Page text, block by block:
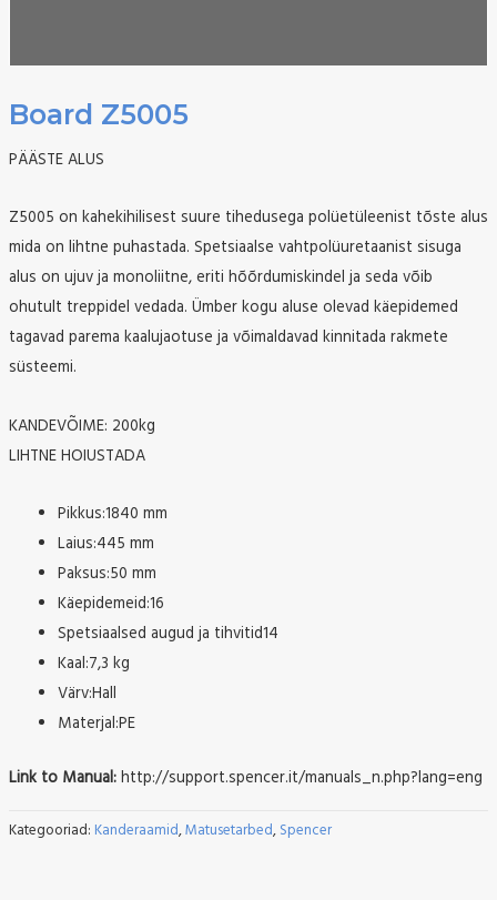
Board Z5005
PÄÄSTE ALUS
Z5005 on kahekihilisest suure tihedusega polüetüleenist tõste alus
mida on lihtne puhastada. Spetsiaalse vahtpolüuretaanist sisuga
alus on ujuv ja monoliitne, eriti hõõrdumiskindel ja seda võib
ohutult treppidel vedada. Ümber kogu aluse olevad käepidemed
tagavad parema kaalujaotuse ja võimaldavad kinnitada rakmete
süsteemi.
KANDEVÕIME: 200kg
LIHTNE HOIUSTADA
Pikkus:1840 mm
Laius:445 mm
Paksus:50 mm
Käepidemeid:16
Spetsiaalsed augud ja tihvitid14
Kaal:7,3 kg
Värv:Hall
Materjal:PE
Link to Manual:http://support.spencer.it/manuals_n.php?lang=eng
Kategooriad: Kanderaamid,Matusetarbed,Spencer